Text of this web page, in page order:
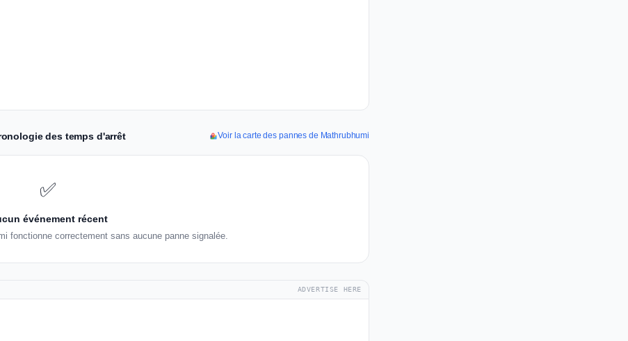
des temps d'arrêt Voir la carte des pannes de Mathrubhumi
✅
événement récent
fonctionne correctement sans aucune panne signalée.
ADVERTISE HERE